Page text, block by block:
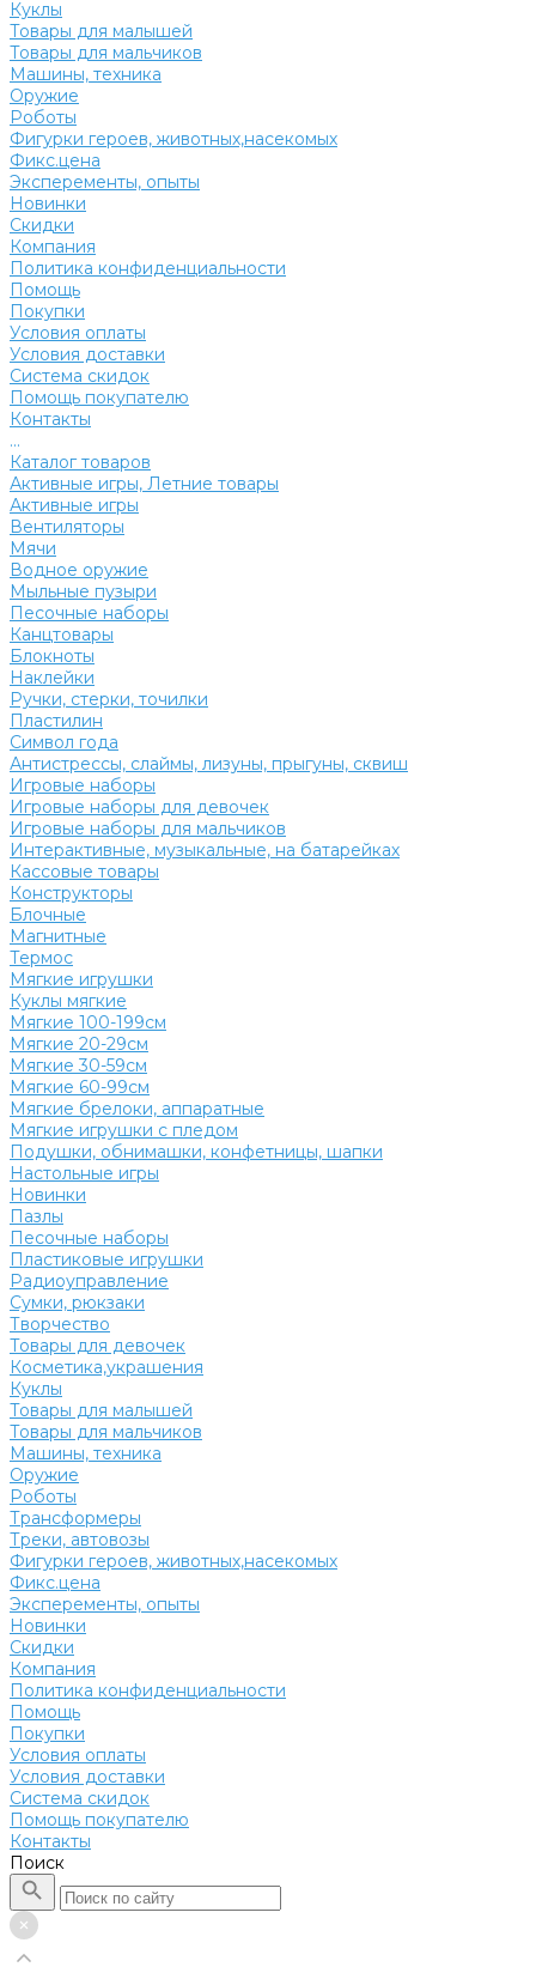
Куклы
Товары для малышей
Товары для мальчиков
Машины, техника
Оружие
Роботы
Фигурки героев, животных,насекомых
Фикс.цена
Эксперементы, опыты
Новинки
Скидки
Компания
Политика конфиденциальности
Помощь
Покупки
Условия оплаты
Условия доставки
Система скидок
Помощь покупателю
Контакты
...
Каталог товаров
Активные игры, Летние товары
Активные игры
Вентиляторы
Мячи
Водное оружие
Мыльные пузыри
Песочные наборы
Канцтовары
Блокноты
Наклейки
Ручки, стерки, точилки
Пластилин
Символ года
Антистрессы, слаймы, лизуны, прыгуны, сквиш
Игровые наборы
Игровые наборы для девочек
Игровые наборы для мальчиков
Интерактивные, музыкальные, на батарейках
Кассовые товары
Конструкторы
Блочные
Магнитные
Термос
Мягкие игрушки
Куклы мягкие
Мягкие 100-199см
Мягкие 20-29см
Мягкие 30-59см
Мягкие 60-99см
Мягкие брелоки, аппаратные
Мягкие игрушки с пледом
Подушки, обнимашки, конфетницы, шапки
Настольные игры
Новинки
Пазлы
Песочные наборы
Пластиковые игрушки
Радиоуправление
Сумки, рюкзаки
Творчество
Товары для девочек
Косметика,украшения
Куклы
Товары для малышей
Товары для мальчиков
Машины, техника
Оружие
Роботы
Трансформеры
Треки, автовозы
Фигурки героев, животных,насекомых
Фикс.цена
Эксперементы, опыты
Новинки
Скидки
Компания
Политика конфиденциальности
Помощь
Покупки
Условия оплаты
Условия доставки
Система скидок
Помощь покупателю
Контакты
Поиск